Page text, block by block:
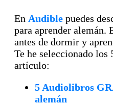
En Audible puedes
para aprender alemán.
antes de dormir y
Te he seleccionado los
artículo:
5 Audiolibros
alemán